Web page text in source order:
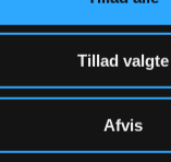
Tillad valgte
Afvis